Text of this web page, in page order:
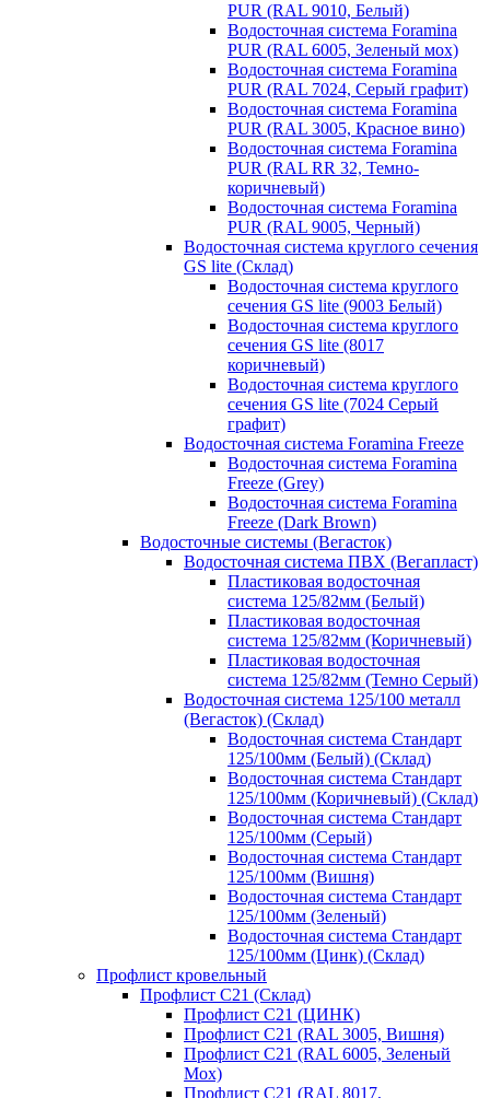
PUR (RAL 9010, Белый)
Водосточная система Foramina
PUR (RAL 6005, Зеленый мох)
Водосточная система Foramina
PUR (RAL 7024, Серый графит)
Водосточная система Foramina
PUR (RAL 3005, Красное вино)
Водосточная система Foramina
PUR (RAL RR 32, Темно-
коричневый)
Водосточная система Foramina
PUR (RAL 9005, Черный)
Водосточная система круглого сечения
GS lite (Склад)
Водосточная система круглого
сечения GS lite (9003 Белый)
Водосточная система круглого
сечения GS lite (8017
коричневый)
Водосточная система круглого
сечения GS lite (7024 Серый
графит)
Водосточная система Foramina Freeze
Водосточная система Foramina
Freeze (Grey)
Водосточная система Foramina
Freeze (Dark Brown)
Водосточные системы (Вегасток)
Водосточная система ПВХ (Вегапласт)
Пластиковая водосточная
система 125/82мм (Белый)
Пластиковая водосточная
система 125/82мм (Коричневый)
Пластиковая водосточная
система 125/82мм (Темно Серый)
Водосточная система 125/100 металл
(Вегасток) (Склад)
Водосточная система Стандарт
125/100мм (Белый) (Склад)
Водосточная система Стандарт
125/100мм (Коричневый) (Склад)
Водосточная система Стандарт
125/100мм (Серый)
Водосточная система Стандарт
125/100мм (Вишня)
Водосточная система Стандарт
125/100мм (Зеленый)
Водосточная система Стандарт
125/100мм (Цинк) (Склад)
Профлист кровельный
Профлист С21 (Склад)
Профлист С21 (ЦИНК)
Профлист С21 (RAL 3005, Вишня)
Профлист С21 (RAL 6005, Зеленый
Мох)
Профлист С21 (RAL 8017,